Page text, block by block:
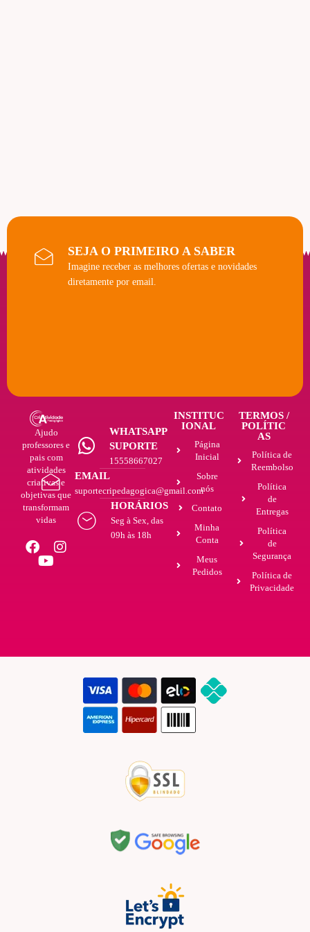
SEJA O PRIMEIRO A SABER
Imagine receber as melhores ofertas e novidades
diretamente por email.
Ajudo
professores e
pais com
atividades
criativas e
objetivas que
transformam
vidas
WHATSAPP
SUPORTE
15558667027
EMAIL
suportecripedagogica@gmail.com
HORÁRIOS
Seg à Sex, das
09h às 18h
INSTITUC
IONAL
Página
Inicial
Sobre
nós
Contato
Minha
Conta
Meus
Pedidos
TERMOS /
POLÍTIC
AS
Política de
Reembolso
Política
de
Entregas
Política
de
Segurança
Política de
Privacidade